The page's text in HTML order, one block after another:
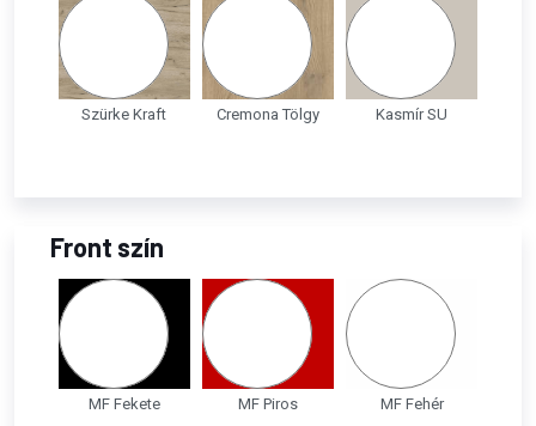
Szürke Kraft Cremona Tölgy Kasmír SU
Front szín
MF Fekete MF Piros MF Fehér